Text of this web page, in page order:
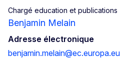
Chargé education et publications
Benjamin Melain
Adresse électronique
benjamin.melain@ec.europa.eu